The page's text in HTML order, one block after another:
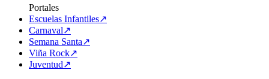
Portales
Escuelas Infantiles↗
Carnaval↗
Semana Santa↗
Viña Rock↗
Juventud↗